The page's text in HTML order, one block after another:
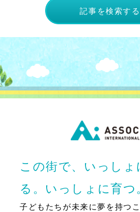
記事を検索する
この街で、いっしょ
る。いっしょに育つ
子どもたちが未来に夢を持つこ